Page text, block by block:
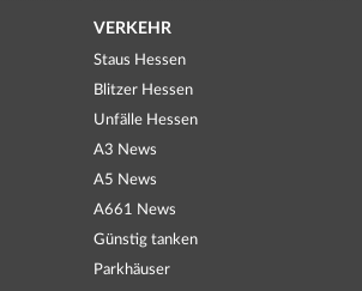
VERKEHR
Staus Hessen
Blitzer Hessen
Unfälle Hessen
A3 News
A5 News
A661 News
Günstig tanken
Parkhäuser